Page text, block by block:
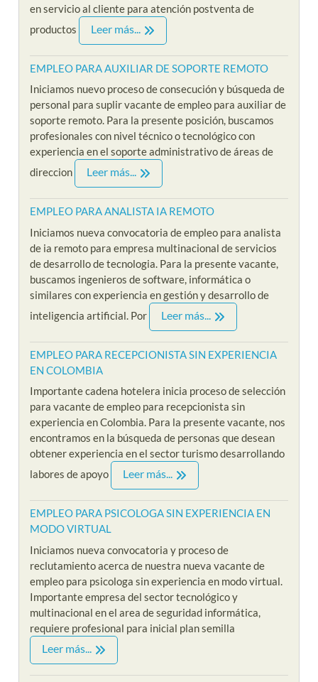
en servicio al cliente para atención postventa de
productos
Leer más...
EMPLEO PARA AUXILIAR DE SOPORTE REMOTO
Iniciamos nuevo proceso de consecución y búsqueda de
personal para suplir vacante de empleo para auxiliar de
soporte remoto. Para la presente posición, buscamos
profesionales con nivel técnico o tecnológico con
experiencia en el soporte administrativo de áreas de
direccion
Leer más...
EMPLEO PARA ANALISTA IA REMOTO
Iniciamos nueva convocatoria de empleo para analista
de ia remoto para empresa multinacional de servicios
de desarrollo de tecnologia. Para la presente vacante,
buscamos ingenieros de software, informática o
similares con experiencia en gestión y desarrollo de
inteligencia artificial. Por
Leer más...
EMPLEO PARA RECEPCIONISTA SIN EXPERIENCIA
EN COLOMBIA
Importante cadena hotelera inicia proceso de selección
para vacante de empleo para recepcionista sin
experiencia en Colombia. Para la presente vacante, nos
encontramos en la búsqueda de personas que desean
obtener experiencia en el sector turismo desarrollando
labores de apoyo
Leer más...
EMPLEO PARA PSICOLOGA SIN EXPERIENCIA EN
MODO VIRTUAL
Iniciamos nueva convocatoria y proceso de
reclutamiento acerca de nuestra nueva vacante de
empleo para psicologa sin experiencia en modo virtual.
Importante empresa del sector tecnológico y
multinacional en el area de seguridad informática,
requiere profesional para inicial plan semilla
Leer más...